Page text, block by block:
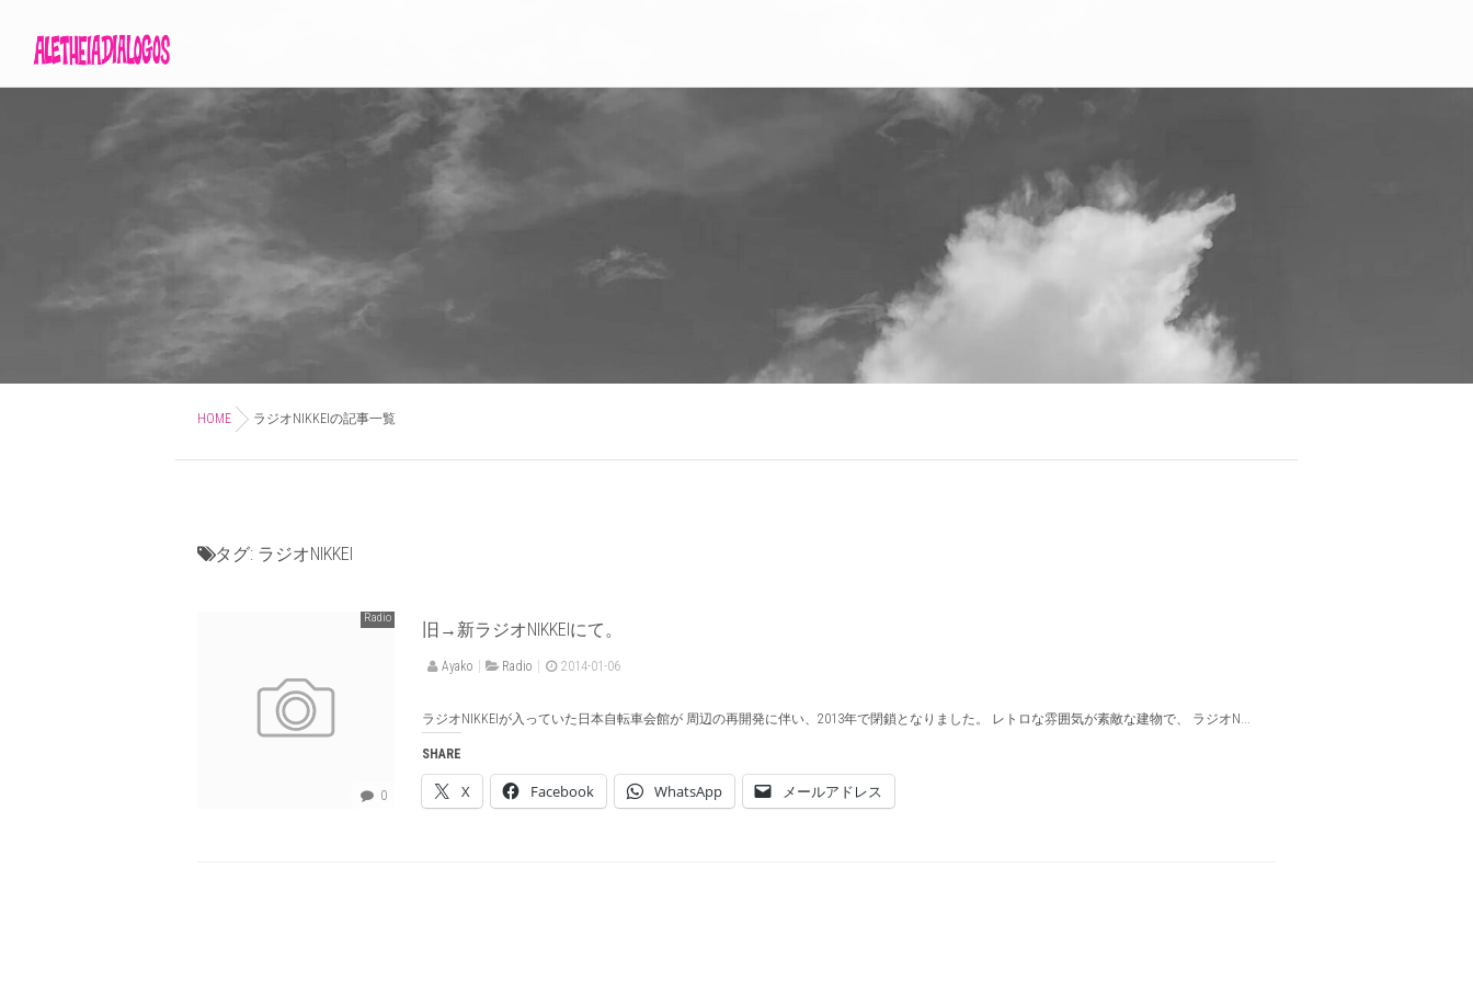
HOME ラジオNIKKEIの記事一覧
タグ: ラジオNIKKEI
Radio
0
旧→新ラジオNIKKEIにて。
Ayako Radio 2014-01-06
ラジオNIKKEIが入っていた日本自転車会館が 周辺の再開発に伴い、2013年で閉鎖となりました。 レトロな雰囲気が素敵な建物で、 ラジオN...
SHARE
X Facebook WhatsApp メールアドレス